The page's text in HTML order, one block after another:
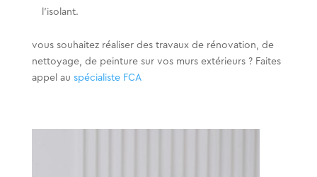
l’isolant.
vous souhaitez réaliser des travaux de rénovation, de
nettoyage, de peinture sur vos murs extérieurs ? Faites
appel au spécialiste FCA